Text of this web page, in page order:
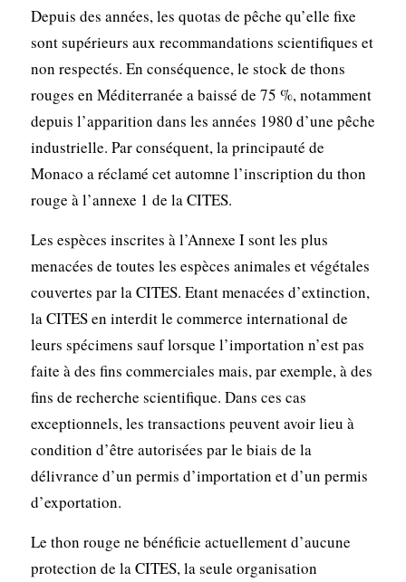
Depuis des années, les quotas de pêche qu’elle fixe
sont supérieurs aux recommandations scientifiques et
non respectés. En conséquence, le stock de thons
rouges en Méditerranée a baissé de 75 %, notamment
depuis l’apparition dans les années 1980 d’une pêche
industrielle. Par conséquent, la principauté de
Monaco a réclamé cet automne l’inscription du thon
rouge à l’annexe 1 de la CITES.
Les espèces inscrites à l’Annexe I sont les plus
menacées de toutes les espèces animales et végétales
couvertes par la CITES. Etant menacées d’extinction,
la CITES en interdit le commerce international de
leurs spécimens sauf lorsque l’importation n’est pas
faite à des fins commerciales mais, par exemple, à des
fins de recherche scientifique. Dans ces cas
exceptionnels, les transactions peuvent avoir lieu à
condition d’être autorisées par le biais de la
délivrance d’un permis d’importation et d’un permis
d’exportation.
Le thon rouge ne bénéficie actuellement d’aucune
protection de la CITES, la seule organisation